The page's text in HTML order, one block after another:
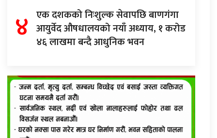
४ एक दशकको निःशुल्क सेवापछि बाणगंगा
आयुर्वेद औषधालयको नयाँ अध्याय, १ करोड
४६ लाखमा बन्दै आधुनिक भवन